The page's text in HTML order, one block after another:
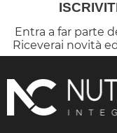
Entra a far parte
Riceverai novità